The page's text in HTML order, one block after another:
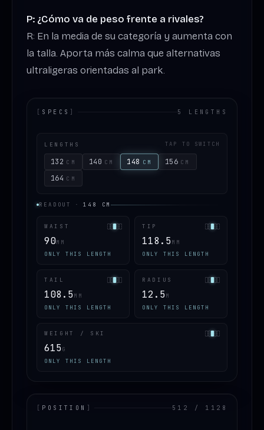
P: ¿Cómo va de peso frente a rivales?
R: En la media de su categoría y aumenta con
la talla. Aporta más calma que alternativas
ultraligeras orientadas al park.
[ SPECS ] 5 LENGTHS
LENGTHS TAP TO SWITCH
132 CM 140 CM 148 CM 156 CM
164 CM
READOUT · 148 CM
WAIST
90MM
ONLY THIS LENGTH
TIP
118.5MM
ONLY THIS LENGTH
TAIL
108.5MM
ONLY THIS LENGTH
RADIUS
12.5M
ONLY THIS LENGTH
WEIGHT / SKI
615G
ONLY THIS LENGTH
[ POSITION ] 512 / 1128